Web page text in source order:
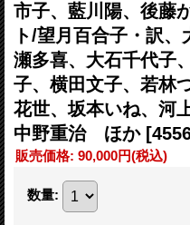
市子、藍川陽、後藤
ト/望月百合子・訳
瀬多喜、大石千代子
子、横田文子、若林
花世、坂本いね、河
中野重治 ほか
販売価格: 90,000円(税込)
数量: